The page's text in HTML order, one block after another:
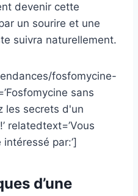
devenir cette
un sourire et une
suivra naturellement.
fosfomycine-
sans
les secrets d'un
relatedtext=’Vous
par:’]
d’une